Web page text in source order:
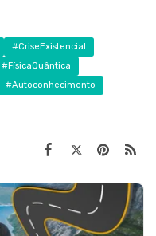
#CriseExistencial
#FísicaQuântica
#Autoconhecimento